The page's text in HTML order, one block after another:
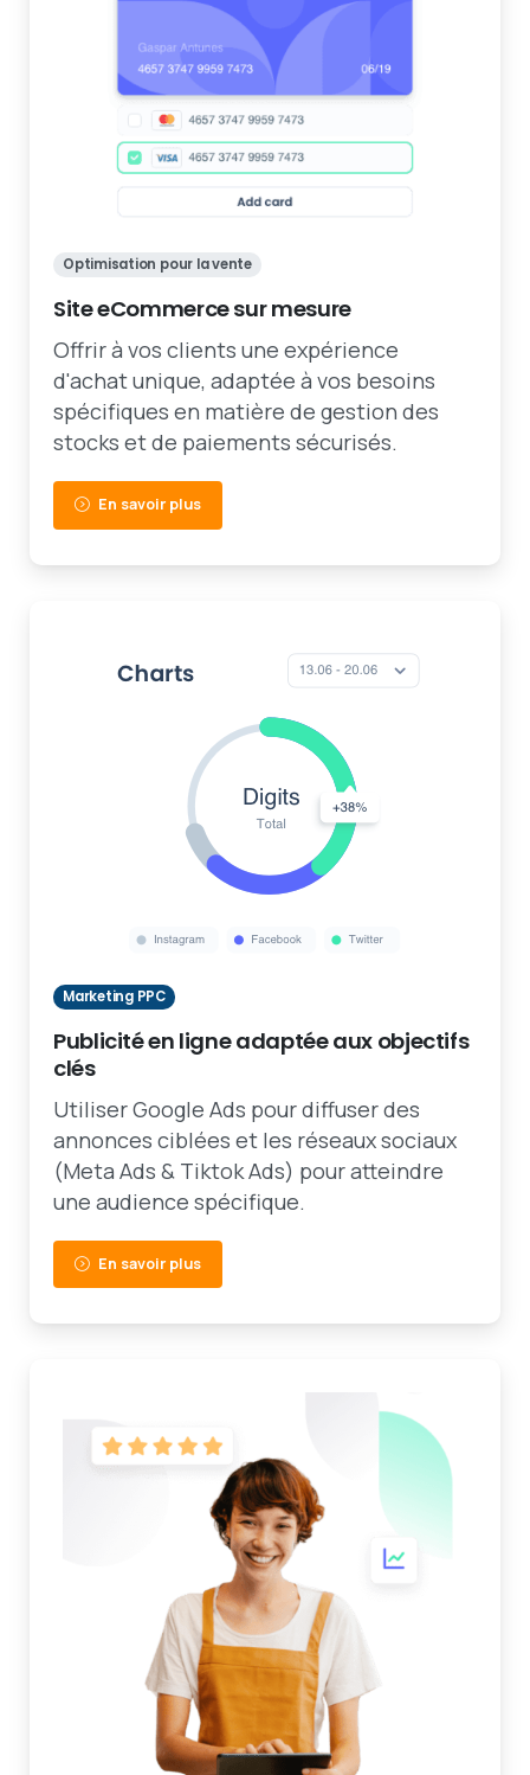
Optimisation pour la vente
Site eCommerce sur mesure
Offrir à vos clients une expérience
d'achat unique, adaptée à vos besoins
spécifiques en matière de gestion des
stocks et de paiements sécurisés.
En savoir plus
Marketing PPC
Publicité en ligne adaptée aux objectifs
clés
Utiliser Google Ads pour diffuser des
annonces ciblées et les réseaux sociaux
(Meta Ads & Tiktok Ads) pour atteindre
une audience spécifique.
En savoir plus